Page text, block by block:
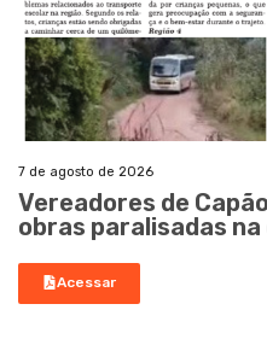
7 de agosto de 2026
Vereadores de
obras paralisadas na
Acessar